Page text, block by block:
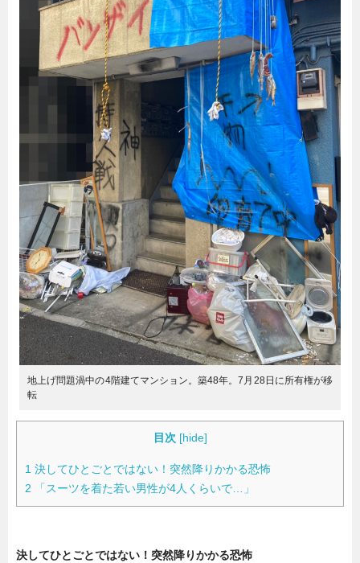
連載一覧
地上げ問題渦中の4階建てマンション。築48年。7月28日に所有権が移
転
目次 [hide]
1 決してひとごとではない！突然降りかかる恐怖
2 「スーツを着た若い男性が4人くらいで…」
決してひとごとではない！突然降りかかる恐怖